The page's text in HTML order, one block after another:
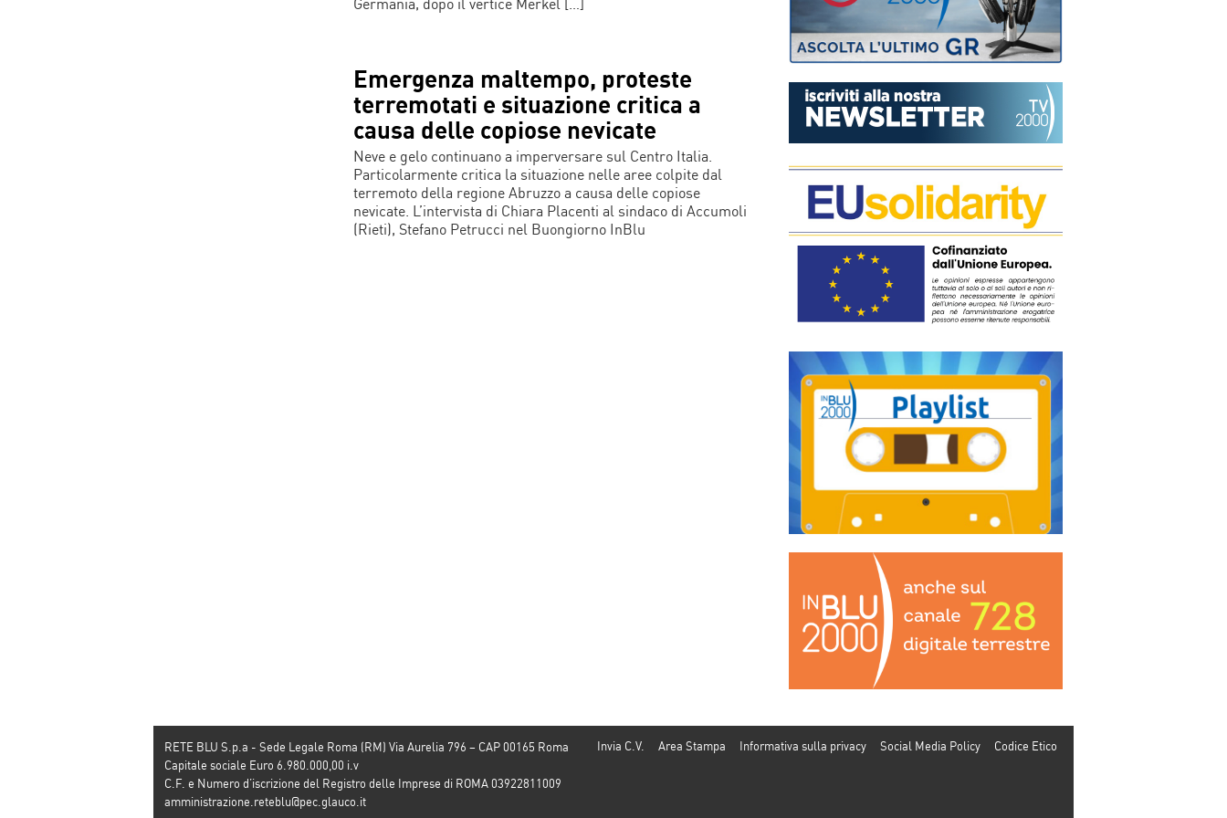
Emergenza maltempo, proteste
terremotati e situazione critica a
causa delle copiose nevicate
Neve e gelo continuano a imperversare sul Centro Italia.
Particolarmente critica la situazione nelle aree colpite dal
terremoto della regione Abruzzo a causa delle copiose
nevicate. L’intervista di Chiara Placenti al sindaco di Accumoli
(Rieti), Stefano Petrucci nel Buongiorno InBlu
Invia C.V. Area Stampa Informativa sulla privacy Social Media Policy Codice Etico
RETE BLU S.p.a - Sede Legale Roma (RM) Via Aurelia 796 – CAP 00165 Roma
Capitale sociale Euro 6.980.000,00 i.v
C.F. e Numero d’iscrizione del Registro delle Imprese di ROMA 03922811009
amministrazione.reteblu@pec.glauco.it